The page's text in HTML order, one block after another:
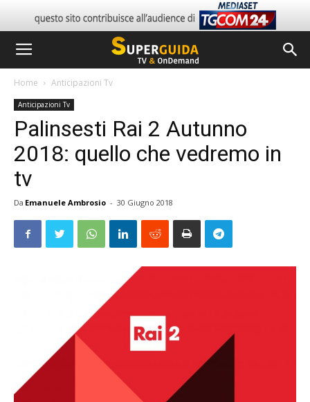
Home Anticipazioni Tv
Anticipazioni Tv
Palinsesti Rai 2 Autunno
2018: quello che vedremo in
tv
Da Emanuele Ambrosio - 30 Giugno 2018